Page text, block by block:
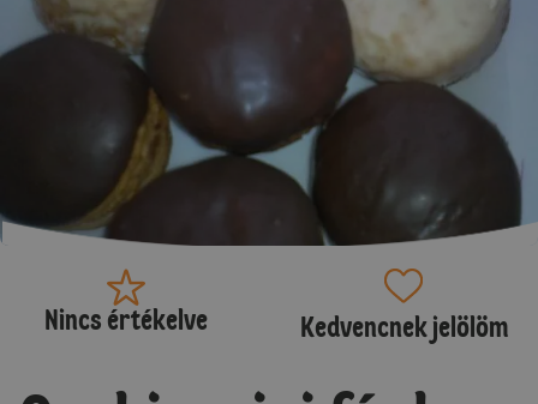
Nincs értékelve Kedvencnek jelölöm